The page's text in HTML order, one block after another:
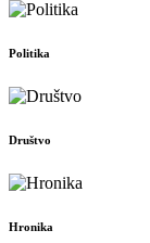
Politika
Društvo
Hronika